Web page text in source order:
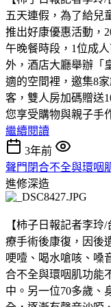
五天連假，為了給兒
推出好康優惠活動，
午晚餐時段，1位成
外，酒店大廳舉辦「
適的空間裡，邀集8
客，雙人房加碼贈送
您享受購物與親子手
繼續閱讀
3年前
聲門閉合不全與環咽
進修深造
【柿子日報記者李
療手術後康復，因後
哽噎、喝水嗆咳、嗓
合不全與環咽肌功能
中。另一位70多歲、